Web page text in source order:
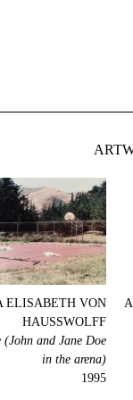
ELISABETH VON
HAUSSWOLFF
and Jane Doe
in the arena)
1995